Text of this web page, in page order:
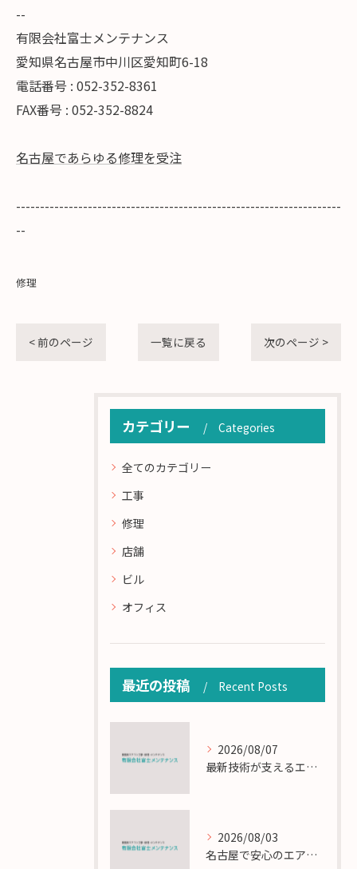
--
有限会社富士メンテナンス
愛知県名古屋市中川区愛知町6-18
電話番号 : 052-352-8361
FAX番号 : 052-352-8824
名古屋であらゆる修理を受注
--------------------------------------------------------------------
--
修理
< 前のページ 一覧に戻る 次のページ >
カテゴリー Categories
全てのカテゴリー
工事
修理
店舗
ビル
オフィス
最近の投稿 Recent Posts
2026/08/07
最新技術が支えるエアコン工事の匠の技術解説
2026/08/03
名古屋で安心のエアコン工事と定期メンテナンスの重要性